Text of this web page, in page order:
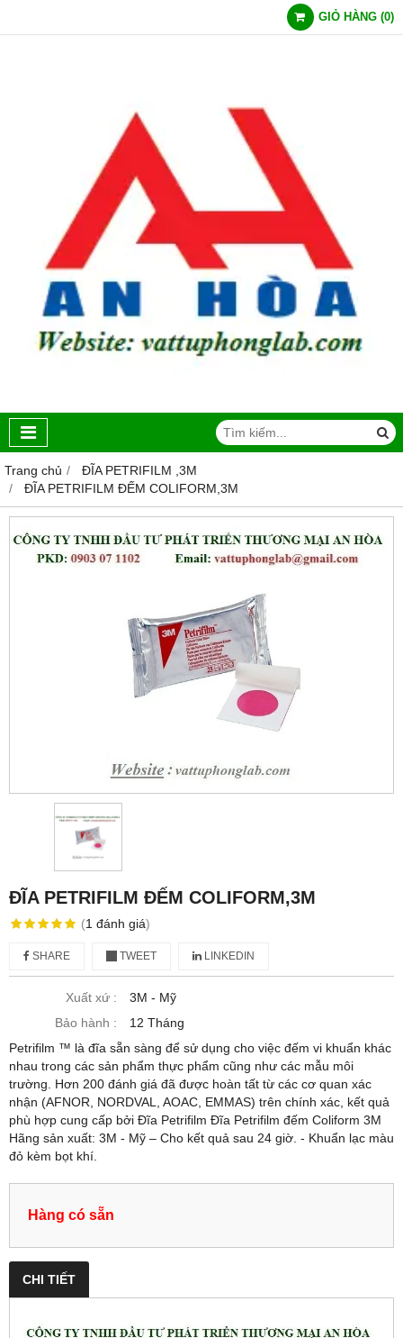
GIỎ HÀNG (0)
Trang chủ
ĐĨA PETRIFILM ,3M
ĐĨA PETRIFILM ĐẾM COLIFORM,3M
ĐĨA PETRIFILM ĐẾM COLIFORM,3M
(1 đánh giá)
SHARE TWEET LINKEDIN
Xuất xứ :
3M - Mỹ
Bảo hành :
12 Tháng
Petrifilm ™ là đĩa sẵn sàng để sử dụng cho việc đếm vi khuẩn khác
nhau trong các sản phẩm thực phẩm cũng như các mẫu môi
trường. Hơn 200 đánh giá đã được hoàn tất từ các cơ quan xác
nhận (AFNOR, NORDVAL, AOAC, EMMAS) trên chính xác, kết quả
phù hợp cung cấp bởi Đĩa Petrifilm Đĩa Petrifilm đếm Coliform 3M
Hãng sản xuất: 3M - Mỹ – Cho kết quả sau 24 giờ. - Khuẩn lạc màu
đỏ kèm bọt khí.
Hàng có sẵn
CHI TIẾT